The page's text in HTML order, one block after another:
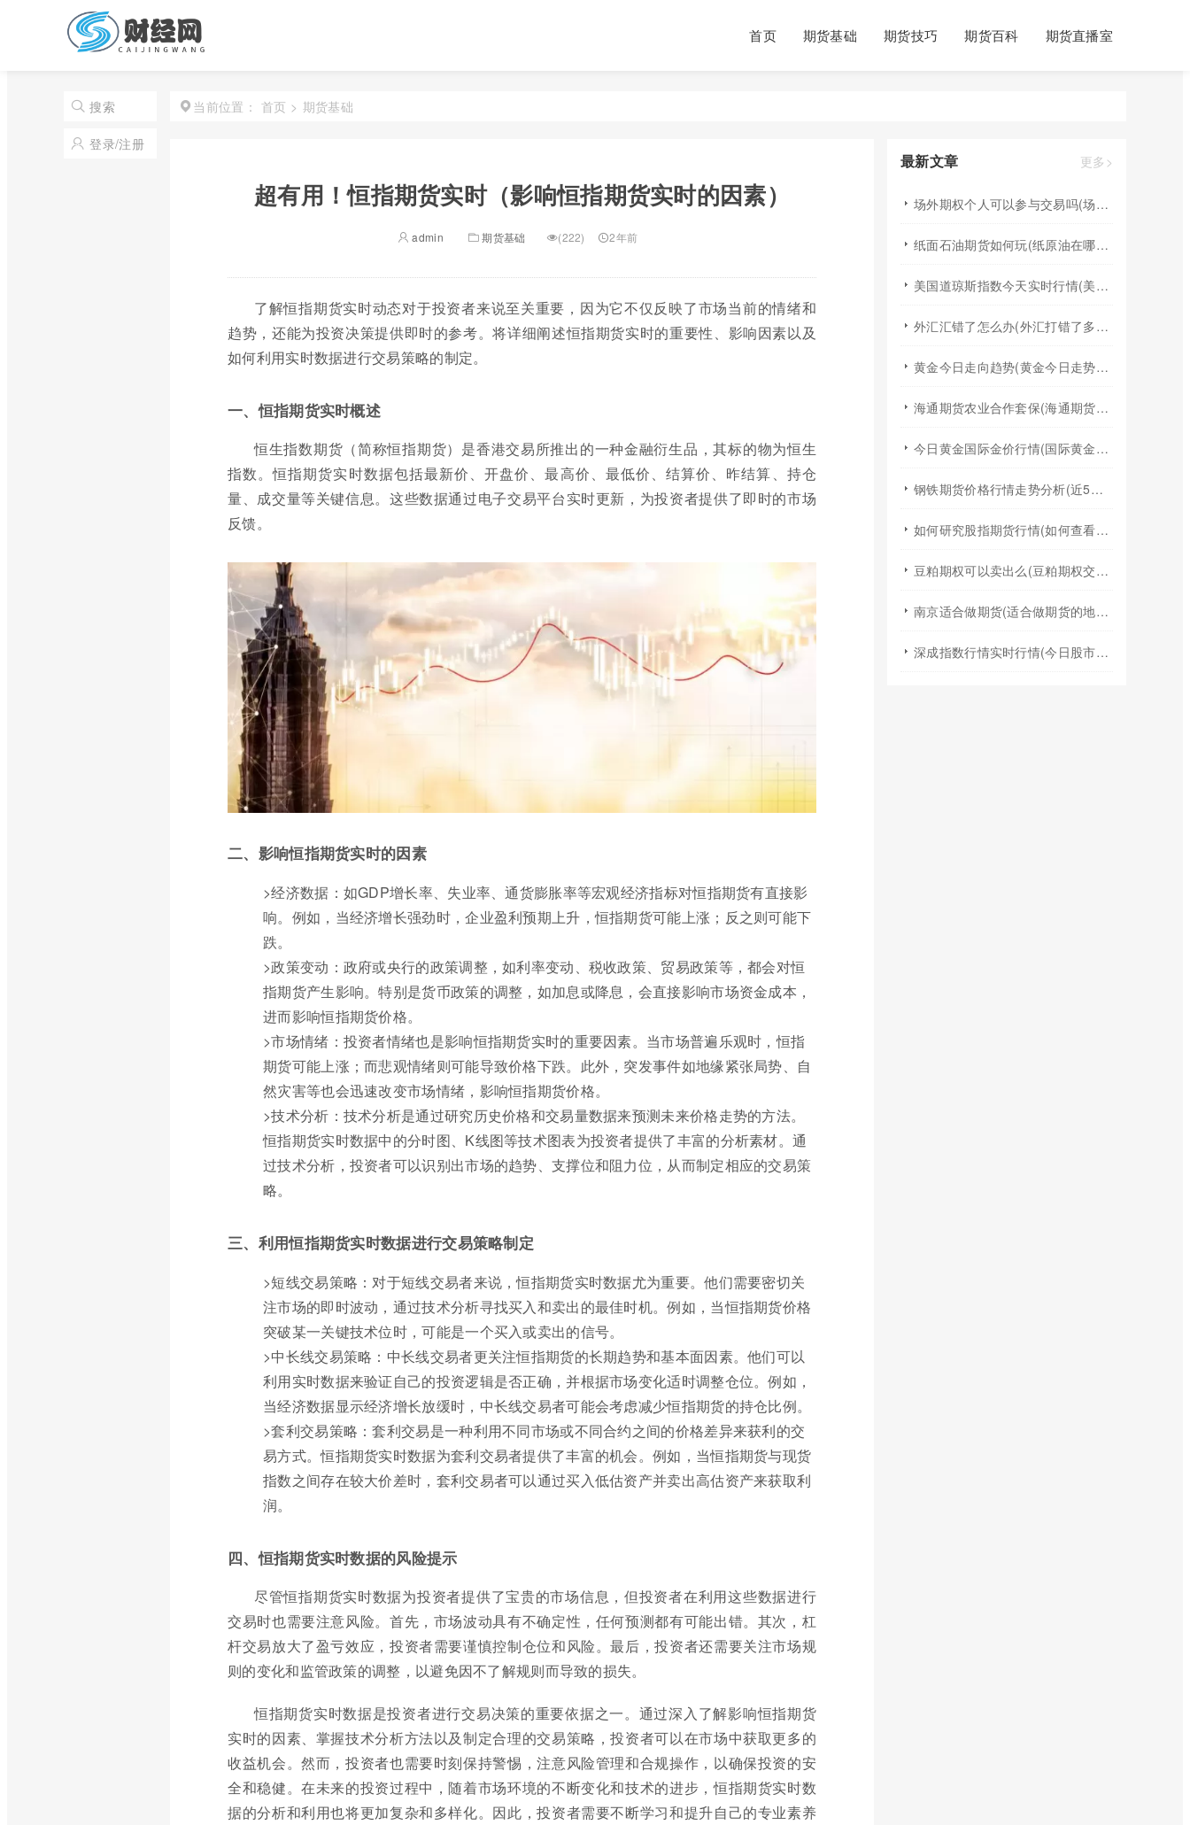
首页 期货基础 期货技巧 期货百科 期货直播室
搜索
登录/注册
当前位置： 首页 > 期货基础
超有用！恒指期货实时（影响恒指期货实时的因素）
admin 期货基础 (222) 2年前
了解恒指期货实时动态对于投资者来说至关重要，因为它不仅反映了市场当前的情绪和
趋势，还能为投资决策提供即时的参考。将详细阐述恒指期货实时的重要性、影响因素以及
如何利用实时数据进行交易策略的制定。
一、恒指期货实时概述
恒生指数期货（简称恒指期货）是香港交易所推出的一种金融衍生品，其标的物为恒生
指数。恒指期货实时数据包括最新价、开盘价、最高价、最低价、结算价、昨结算、持仓
量、成交量等关键信息。这些数据通过电子交易平台实时更新，为投资者提供了即时的市场
反馈。
二、影响恒指期货实时的因素
>经济数据：如GDP增长率、失业率、通货膨胀率等宏观经济指标对恒指期货有直接影
响。例如，当经济增长强劲时，企业盈利预期上升，恒指期货可能上涨；反之则可能下
跌。
>政策变动：政府或央行的政策调整，如利率变动、税收政策、贸易政策等，都会对恒
指期货产生影响。特别是货币政策的调整，如加息或降息，会直接影响市场资金成本，
进而影响恒指期货价格。
>市场情绪：投资者情绪也是影响恒指期货实时的重要因素。当市场普遍乐观时，恒指
期货可能上涨；而悲观情绪则可能导致价格下跌。此外，突发事件如地缘紧张局势、自
然灾害等也会迅速改变市场情绪，影响恒指期货价格。
>技术分析：技术分析是通过研究历史价格和交易量数据来预测未来价格走势的方法。
恒指期货实时数据中的分时图、K线图等技术图表为投资者提供了丰富的分析素材。通
过技术分析，投资者可以识别出市场的趋势、支撑位和阻力位，从而制定相应的交易策
略。
三、利用恒指期货实时数据进行交易策略制定
>短线交易策略：对于短线交易者来说，恒指期货实时数据尤为重要。他们需要密切关
注市场的即时波动，通过技术分析寻找买入和卖出的最佳时机。例如，当恒指期货价格
突破某一关键技术位时，可能是一个买入或卖出的信号。
>中长线交易策略：中长线交易者更关注恒指期货的长期趋势和基本面因素。他们可以
利用实时数据来验证自己的投资逻辑是否正确，并根据市场变化适时调整仓位。例如，
当经济数据显示经济增长放缓时，中长线交易者可能会考虑减少恒指期货的持仓比例。
>套利交易策略：套利交易是一种利用不同市场或不同合约之间的价格差异来获利的交
易方式。恒指期货实时数据为套利交易者提供了丰富的机会。例如，当恒指期货与现货
指数之间存在较大价差时，套利交易者可以通过买入低估资产并卖出高估资产来获取利
润。
四、恒指期货实时数据的风险提示
尽管恒指期货实时数据为投资者提供了宝贵的市场信息，但投资者在利用这些数据进行
交易时也需要注意风险。首先，市场波动具有不确定性，任何预测都有可能出错。其次，杠
杆交易放大了盈亏效应，投资者需要谨慎控制仓位和风险。最后，投资者还需要关注市场规
则的变化和监管政策的调整，以避免因不了解规则而导致的损失。
恒指期货实时数据是投资者进行交易决策的重要依据之一。通过深入了解影响恒指期货
实时的因素、掌握技术分析方法以及制定合理的交易策略，投资者可以在市场中获取更多的
收益机会。然而，投资者也需要时刻保持警惕，注意风险管理和合规操作，以确保投资的安
全和稳健。在未来的投资过程中，随着市场环境的不断变化和技术的进步，恒指期货实时数
据的分析和利用也将更加复杂和多样化。因此，投资者需要不断学习和提升自己的专业素养
最新文章 更多>
场外期权个人可以参与交易吗(场外个股期权怎样交易)
纸面石油期货如何玩(纸原油在哪里交易)
美国道琼斯指数今天实时行情(美国道琼斯指数期货指数实时行情)
外汇汇错了怎么办(外汇打错了多久退回来)
黄金今日走向趋势(黄金今日走势分析建议)
海通期货农业合作套保(海通期货2024年棉花年报)
今日黄金国际金价行情(国际黄金实时行情今日国际金价)
钢铁期货价格行情走势分析(近5年钢铁期货行情走势图)
如何研究股指期货行情(如何查看股指期货行情)
豆粕期权可以卖出么(豆粕期权交易规则)
南京适合做期货(适合做期货的地方)
深成指数行情实时行情(今日股市行情大盘指数实时行情)